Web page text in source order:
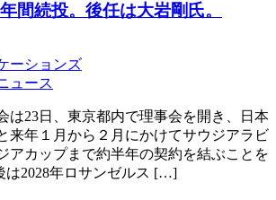
間続投。後任は大岩剛氏。
ーションズ
ュース
23日、東京都内で理事会を開き、日本
来年１月から２月にかけてサウジアラビ
アカップまで約半年の契約を結ぶことを
2028年ロサンゼルス […]